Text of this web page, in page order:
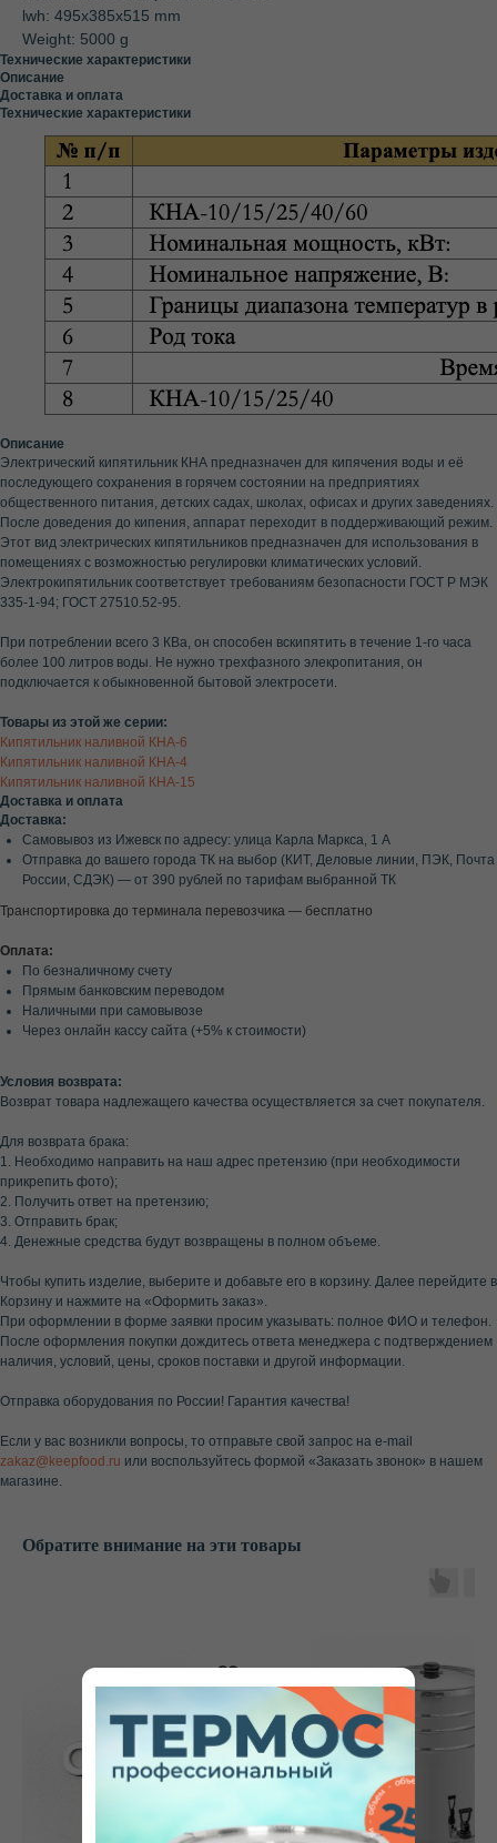
lwh: 495x385x515 mm
Weight: 5000 g
Технические характеристики
Описание
Доставка и оплата
Технические характеристики
Описание
Электрический кипятильник КНА предназначен для кипячения воды и её
последующего сохранения в горячем состоянии на предприятиях
общественного питания, детских садах, школах, офисах и других заведениях.
После доведения до кипения, аппарат переходит в поддерживающий режим.
Этот вид электрических кипятильников предназначен для использования в
помещениях с возможностью регулировки климатических условий.
Электрокипятильник соответствует требованиям безопасности ГОСТ Р МЭК
335-1-94; ГОСТ 27510.52-95.
При потреблении всего 3 КВа, он способен вскипятить в течение 1-го часа
более 100 литров воды. Не нужно трехфазного элекропитания, он
подключается к обыкновенной бытовой электросети.
Товары из этой же серии:
Кипятильник наливной КНА-6
Кипятильник наливной КНА-4
Кипятильник наливной КНА-15
Доставка и оплата
Доставка:
Самовывоз из Ижевск по адресу: улица Карла Маркса, 1 А
Отправка до вашего города ТК на выбор (КИТ, Деловые линии, ПЭК, Почта
России, СДЭК) — от 390 рублей по тарифам выбранной ТК
Транспортировка до терминала перевозчика — бесплатно
Оплата:
По безналичному счету
Прямым банковским переводом
Наличными при самовывозе
Через онлайн кассу сайта (+5% к стоимости)
Условия возврата:
Возврат товара надлежащего качества осуществляется за счет покупателя.
Для возврата брака:
1. Необходимо направить на наш адрес претензию (при необходимости
прикрепить фото);
2. Получить ответ на претензию;
3. Отправить брак;
4. Денежные средства будут возвращены в полном объеме.
Чтобы купить изделие, выберите и добавьте его в корзину. Далее перейдите в
Корзину и нажмите на «Оформить заказ».
При оформлении в форме заявки просим указывать: полное ФИО и телефон.
После оформления покупки дождитесь ответа менеджера с подтверждением
наличия, условий, цены, сроков поставки и другой информации.
Отправка оборудования по России! Гарантия качества!
Если у вас возникли вопросы, то отправьте свой запрос на e-mail
zakaz@keepfood.ru или воспользуйтесь формой «Заказать звонок» в нашем
магазине.
Обратите внимание на эти товары
Наш специалист проконсультирует вас в будние
дни с 8:00 до 20:00 (МСК +1) по любому вопросу,
поможет с выбором, расскажет об акциях
Не нашли нужный ответ
или у вас остались
вопросы?